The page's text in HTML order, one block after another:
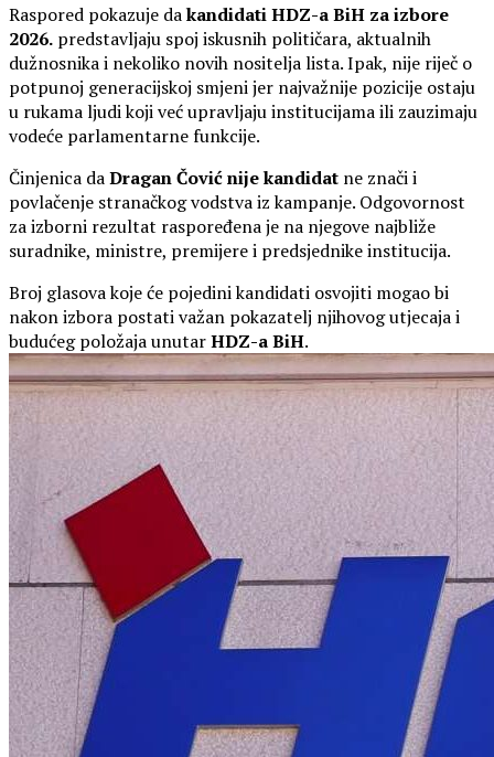
Raspored pokazuje dakandidati HDZ-a BiH za izbore
2026. predstavljaju spoj iskusnih političara, aktualnih
dužnosnika i nekoliko novih nositelja lista. Ipak, nije riječ o
potpunoj generacijskoj smjeni jer najvažnije pozicije ostaju
u rukama ljudi koji već upravljaju institucijama ili zauzimaju
vodeće parlamentarne funkcije.
Činjenica daDragan Čović nije kandidat ne znači i
povlačenje stranačkog vodstva iz kampanje. Odgovornost
za izborni rezultat raspoređena je na njegove najbliže
suradnike, ministre, premijere i predsjednike institucija.
Broj glasova koje će pojedini kandidati osvojiti mogao bi
nakon izbora postati važan pokazatelj njihovog utjecaja i
budućeg položaja unutarHDZ-a BiH.